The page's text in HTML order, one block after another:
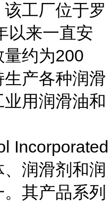
工厂位于罗
以来一直安
约为200
生产各种润滑
用润滑油和
Incorporated
润滑剂和润
其产品系列